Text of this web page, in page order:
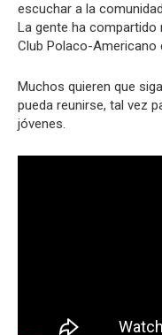
escuchar a la
La gente ha compartido
Club Polaco-Americano
Muchos quieren que
pueda reunirse, tal vez
jóvenes.